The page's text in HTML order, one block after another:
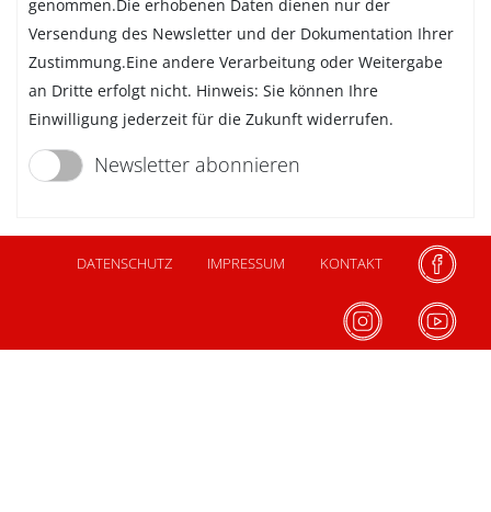
genommen.Die erhobenen Daten dienen nur der
Versendung des Newsletter und der Dokumentation Ihrer
Zustimmung.Eine andere Verarbeitung oder Weitergabe
an Dritte erfolgt nicht. Hinweis: Sie können Ihre
Einwilligung jederzeit für die Zukunft widerrufen.
Newsletter abonnieren
DATENSCHUTZ IMPRESSUM KONTAKT